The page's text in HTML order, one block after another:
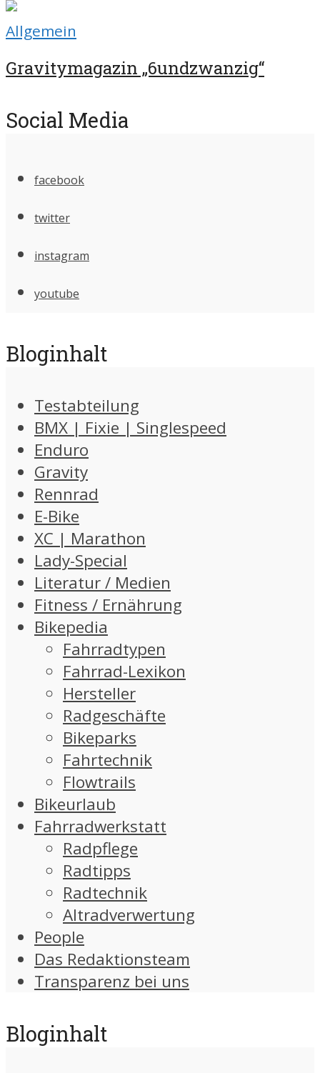
Allgemein
Gravitymagazin „6undzwanzig“
Social Media
facebook
twitter
instagram
youtube
Bloginhalt
Testabteilung
BMX | Fixie | Singlespeed
Enduro
Gravity
Rennrad
E-Bike
XC | Marathon
Lady-Special
Literatur / Medien
Fitness / Ernährung
Bikepedia
Fahrradtypen
Fahrrad-Lexikon
Hersteller
Radgeschäfte
Bikeparks
Fahrtechnik
Flowtrails
Bikeurlaub
Fahrradwerkstatt
Radpflege
Radtipps
Radtechnik
Altradverwertung
People
Das Redaktionsteam
Transparenz bei uns
Bloginhalt